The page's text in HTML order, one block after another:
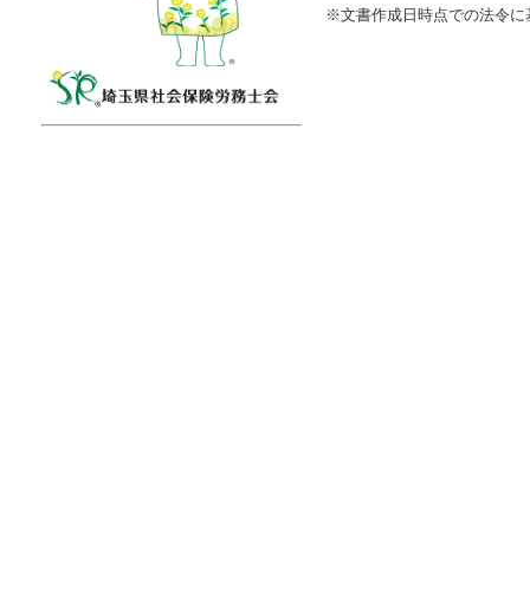
※文書作成日時点での法令